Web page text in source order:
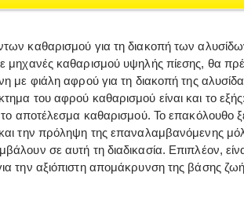
καθαρισμού για τη διακοπή των
μηχανές καθαρισμού υψηλής πίεσης, θα
με φιάλη αφρού για τη διακοπή της
του αφρού καθαρισμού είναι και το
το αποτέλεσμα καθαρισμού. Το
την πρόληψη της επαναλαμβανόμενης
σε αυτή τη διαδικασία. Επιπλέον,
την αξιόπιστη απομάκρυνση της βάσης